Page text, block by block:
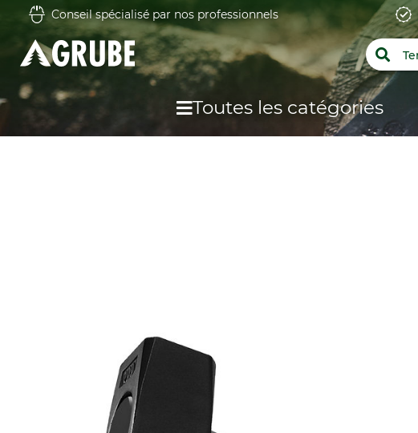
Conseil spécialisé par nos professionnels
Toutes les catégories